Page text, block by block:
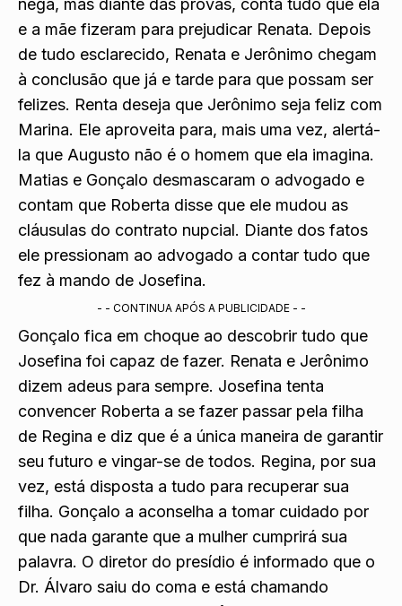
e a mãe fizeram para prejudicar Renata. Depois
de tudo esclarecido, Renata e Jerônimo chegam
à conclusão que já e tarde para que possam ser
felizes. Renta deseja que Jerônimo seja feliz com
Marina. Ele aproveita para, mais uma vez, alertá-
la que Augusto não é o homem que ela imagina.
Matias e Gonçalo desmascaram o advogado e
contam que Roberta disse que ele mudou as
cláusulas do contrato nupcial. Diante dos fatos
ele pressionam ao advogado a contar tudo que
fez à mando de Josefina.
- - CONTINUA APÓS A PUBLICIDADE - -
Gonçalo fica em choque ao descobrir tudo que
Josefina foi capaz de fazer. Renata e Jerônimo
dizem adeus para sempre. Josefina tenta
convencer Roberta a se fazer passar pela filha
de Regina e diz que é a única maneira de garantir
seu futuro e vingar-se de todos. Regina, por sua
vez, está disposta a tudo para recuperar sua
filha. Gonçalo a aconselha a tomar cuidado por
que nada garante que a mulher cumprirá sua
palavra. O diretor do presídio é informado que o
Dr. Álvaro saiu do coma e está chamando